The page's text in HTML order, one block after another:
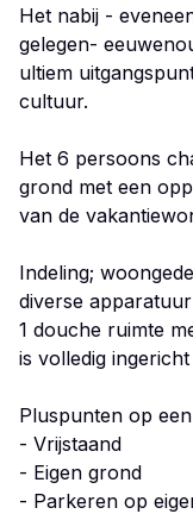
Het nabij -
gelegen-
ultiem
cultuur.
Het 6 persoons
grond met een
van de
Indeling;
diverse
1 douche ruimte
is volledig
Pluspunten op
- Vrijstaand
- Eigen grond
- Parkeren op